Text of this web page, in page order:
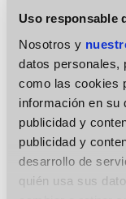
Uso responsable
Nosotros y
datos personales,
como las cookies
información en su
publicidad y
publicidad y
desarrollo de
quién usa sus
clientes se
evitar
prestatario
con los
Otro cambio